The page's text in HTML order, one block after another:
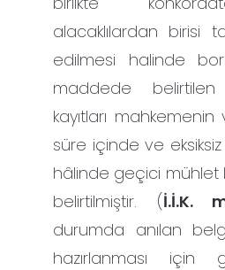
alacaklılardan birisi
edilmesi halinde
maddede
kayıtları
süre içinde ve
hâlinde geçici mühlet
belirtilmiştir. (İ.İ.K.
durumda anılan
hazırlanması için